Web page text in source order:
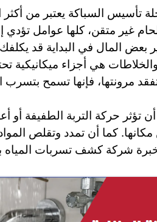
تأسيس السباكة يعتبر من
غير متقن، كلها عوامل
بعض المال في البداية قد
هي أجزاء ميكانيكية
مرونتها، فإنها تسمح
تؤثر حركة التربة الطفيفة أو
كما أن تمدد وتقلص
شركة كشف تسربات